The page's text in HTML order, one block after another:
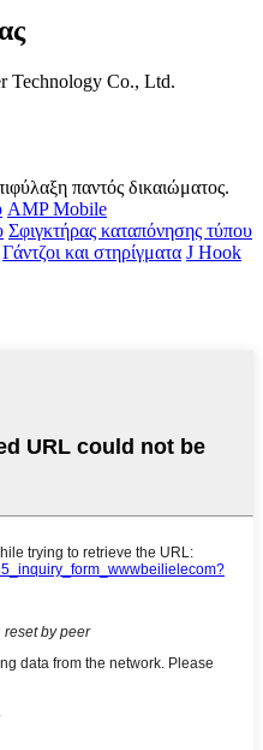
Technology Co., Ltd.
παντός δικαιώματος.
AMP Mobile
Σφιγκτήρας καταπόνησης τύπου
Γάντζοι και στηρίγματα J Hook